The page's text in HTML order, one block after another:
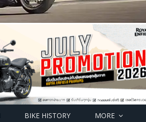
BIKE HISTORY MORE